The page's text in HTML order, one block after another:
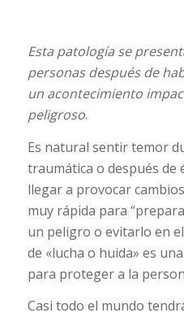
Esta patología se
personas después de
un acontecimiento
peligroso.
Es natural sentir temor
traumática o después de
llegar a provocar
muy rápida para
un peligro o evitarlo en
de «lucha o huida» es
para proteger a la
Casi todo el mundo